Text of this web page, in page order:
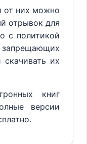
от них можно
отрывок для
с политикой
скачивать их
книг
версии